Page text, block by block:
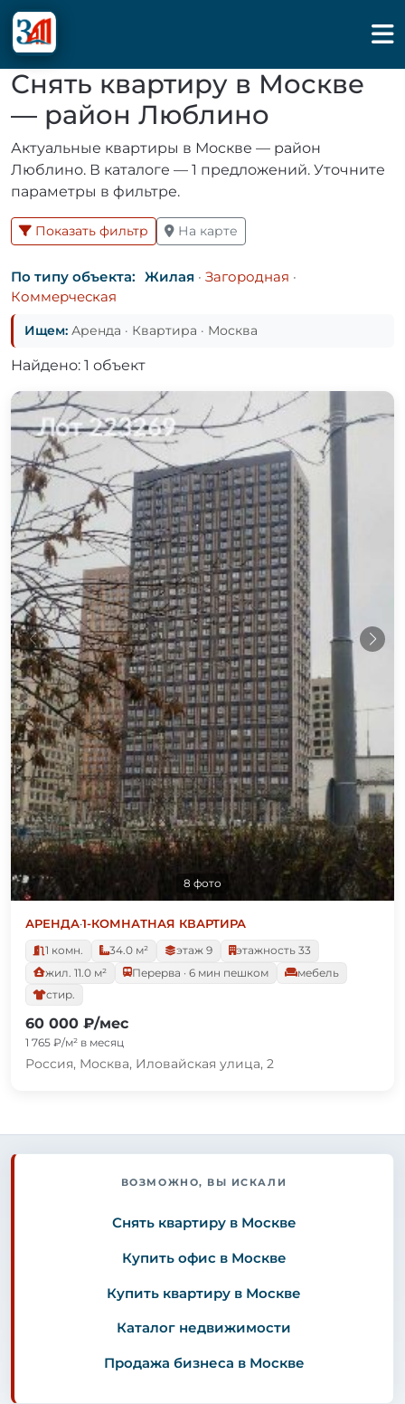
Снять квартиру в Москве
— район Люблино
Актуальные квартиры в Москве — район
Люблино. В каталоге — 1 предложений. Уточните
параметры в фильтре.
Показать фильтр На карте
По типу объекта: Жилая · Загородная ·
Коммерческая
Ищем: Аренда · Квартира · Москва
Найдено: 1 объект
8 фото
АРЕНДА·1-КОМНАТНАЯ КВАРТИРА
1 комн.
34.0 м² этаж 9
этажность 33
жил. 11.0 м²
Перерва · 6 мин пешком
мебель
стир.
60 000 ₽/мес
1 765 ₽/м² в месяц
Россия, Москва, Иловайская улица, 2
ВОЗМОЖНО, ВЫ ИСКАЛИ
Снять квартиру в Москве
Купить офис в Москве
Купить квартиру в Москве
Каталог недвижимости
Продажа бизнеса в Москве